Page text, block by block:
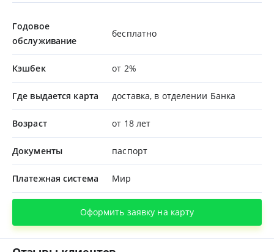
Годовое
обслуживание
бесплатно
Кэшбек от 2%
Где выдается карта доставка, в отделении Банка
Возраст от 18 лет
Документы паспорт
Платежная система Мир
Оформить заявку на карту